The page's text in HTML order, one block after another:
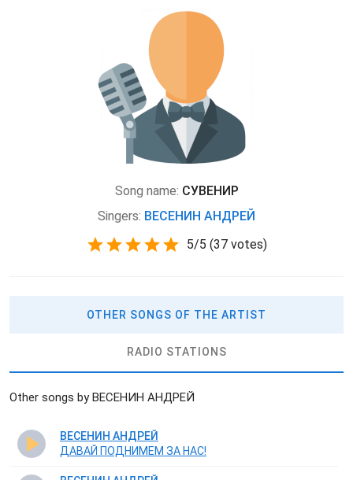
Song name: СУВЕНИР
Singers: ВЕСЕНИН АНДРЕЙ
5/5 (37 votes)
OTHER SONGS OF THE ARTIST
RADIO STATIONS
Other songs by ВЕСЕНИН АНДРЕЙ
ВЕСЕНИН АНДРЕЙ
ДАВАЙ ПОДНИМЕМ ЗА НАС!